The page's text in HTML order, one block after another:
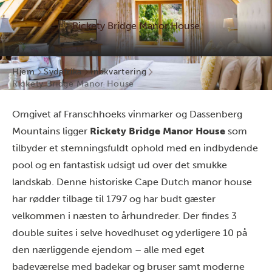
Rickety Bridge Manor House
Hjem Sydafrika
Indkvartering
Rickety Bridge Manor House
Omgivet af Franschhoeks vinmarker og Dassenberg
Mountains ligger Rickety Bridge Manor House som
tilbyder et stemningsfuldt ophold med en indbydende
pool og en fantastisk udsigt ud over det smukke
landskab. Denne historiske Cape Dutch manor house
har rødder tilbage til 1797 og har budt gæster
velkommen i næsten to århundreder. Der findes 3
double suites i selve hovedhuset og yderligere 10 på
den nærliggende ejendom – alle med eget
badeværelse med badekar og bruser samt moderne